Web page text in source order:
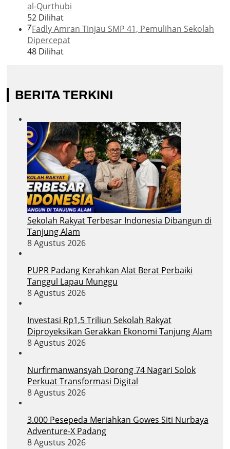
al-Qurthubi
52 Dilihat
7Fadly Amran Tinjau SMP 41, Pemulihan Sekolah
Dipercepat
48 Dilihat
BERITA TERKINI
Sekolah Rakyat Terbesar Indonesia Dibangun di
Tanjung Alam
8 Agustus 2026
PUPR Padang Kerahkan Alat Berat Perbaiki
Tanggul Lapau Munggu
8 Agustus 2026
Investasi Rp1,5 Triliun Sekolah Rakyat
Diproyeksikan Gerakkan Ekonomi Tanjung Alam
8 Agustus 2026
Nurfirmanwansyah Dorong 74 Nagari Solok
Perkuat Transformasi Digital
8 Agustus 2026
3.000 Pesepeda Meriahkan Gowes Siti Nurbaya
Adventure-X Padang
8 Agustus 2026